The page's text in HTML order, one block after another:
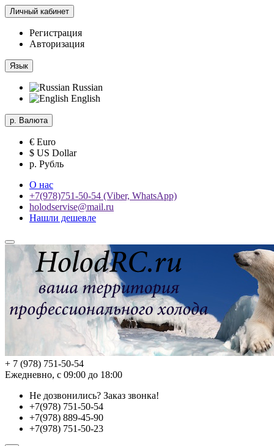
Личный кабинет
Регистрация
Авторизация
Язык
Russian
English
р. Валюта
€ Euro
$ US Dollar
р. Рубль
О нас
+7(978)751-50-54 (Viber, WhatsApp)
holodservise@mail.ru
Нашли дешевле
+ 7 (978) 751-50-54
Ежедневно, с 09:00 до 18:00
Не дозвонились? Заказ звонка!
+7(978) 751-50-54
+7(978) 889-45-90
+7(978) 751-50-23